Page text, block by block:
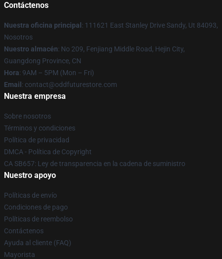
Contáctenos
Nuestra oficina principal : 111621 East Stanley Drive Sandy, Ut 84093,
Nosotros
Nuestro almacén: No 209, Fenjiang Middle Road, Hejin City,
Guangdong Province, CN
Hora: 9AM – 5PM (Mon – Fri)
Email : contact@oddfuturestore.com
Nuestra empresa
Sobre nosotros
Términos y condiciones
Política de privacidad
DMCA - Política de Copyright
CA SB657: Ley de transparencia en la cadena de suministro
Nuestro apoyo
Políticas de envío
Condiciones de pago
Políticas de reembolso
Contáctenos
Ayuda al cliente (FAQ)
Mayorista